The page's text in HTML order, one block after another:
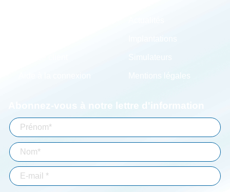
Mentions légales
Abonnez-vous à notre lettre d'information